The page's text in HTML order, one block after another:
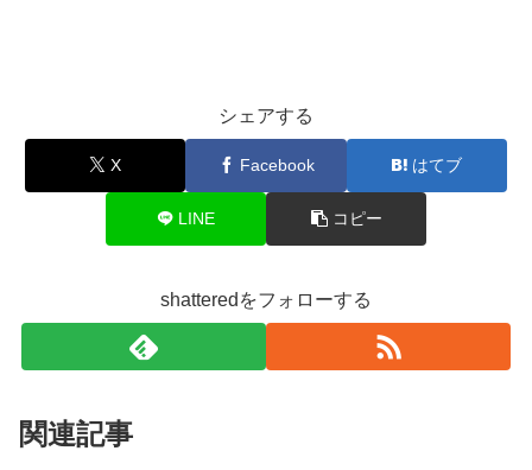
シェアする
X Facebook はてブ
LINE コピー
shatteredをフォローする
関連記事